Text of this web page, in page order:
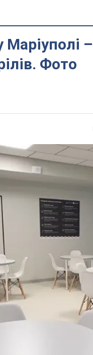
–
Фото